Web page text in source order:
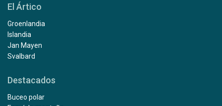
El Ártico
Groenlandia
Islandia
Jan Mayen
Svalbard
Destacados
Buceo polar